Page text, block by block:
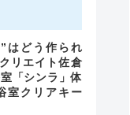
はどう作られ
リエイト佐倉
「シンラ」体
室クリアキー